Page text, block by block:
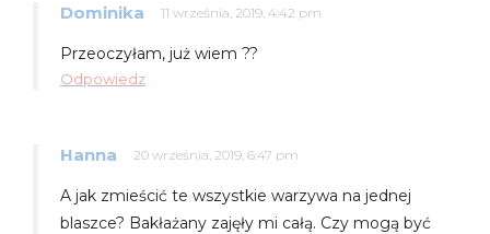
Dominika 11 września, 2019, 4:42 pm
Przeoczyłam, już wiem ??
Odpowiedz
Hanna 20 września, 2019, 6:47 pm
A jak zmieścić te wszystkie warzywa na jednej
blaszce? Bakłażany zajęły mi całą. Czy mogą być